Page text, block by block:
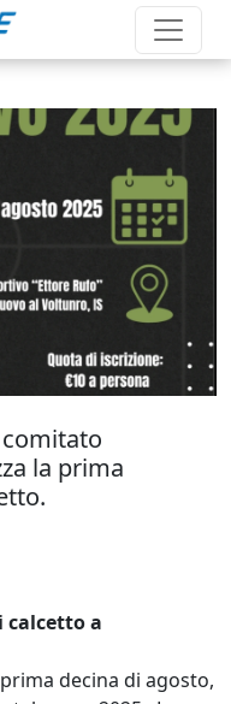
la prima
calcetto a
decina di agosto,